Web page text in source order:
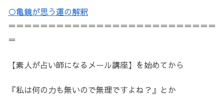
○亀鏡が思う運の解釈
＝＝＝＝＝＝＝＝＝＝＝＝＝＝＝＝＝＝＝＝＝＝＝＝＝＝
＝
【素人が占い師になるメール講座】を始めてから
『私は何の力も無いので無理ですよね？』とか